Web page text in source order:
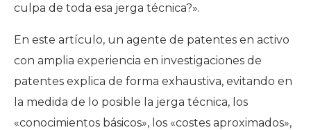
culpa de toda esa jerga técnica?».
En este artículo, un agente de patentes en activo
con amplia experiencia en investigaciones de
patentes explica de forma exhaustiva, evitando en
la medida de lo posible la jerga técnica, los
«conocimientos básicos», los «costes aproximados»,